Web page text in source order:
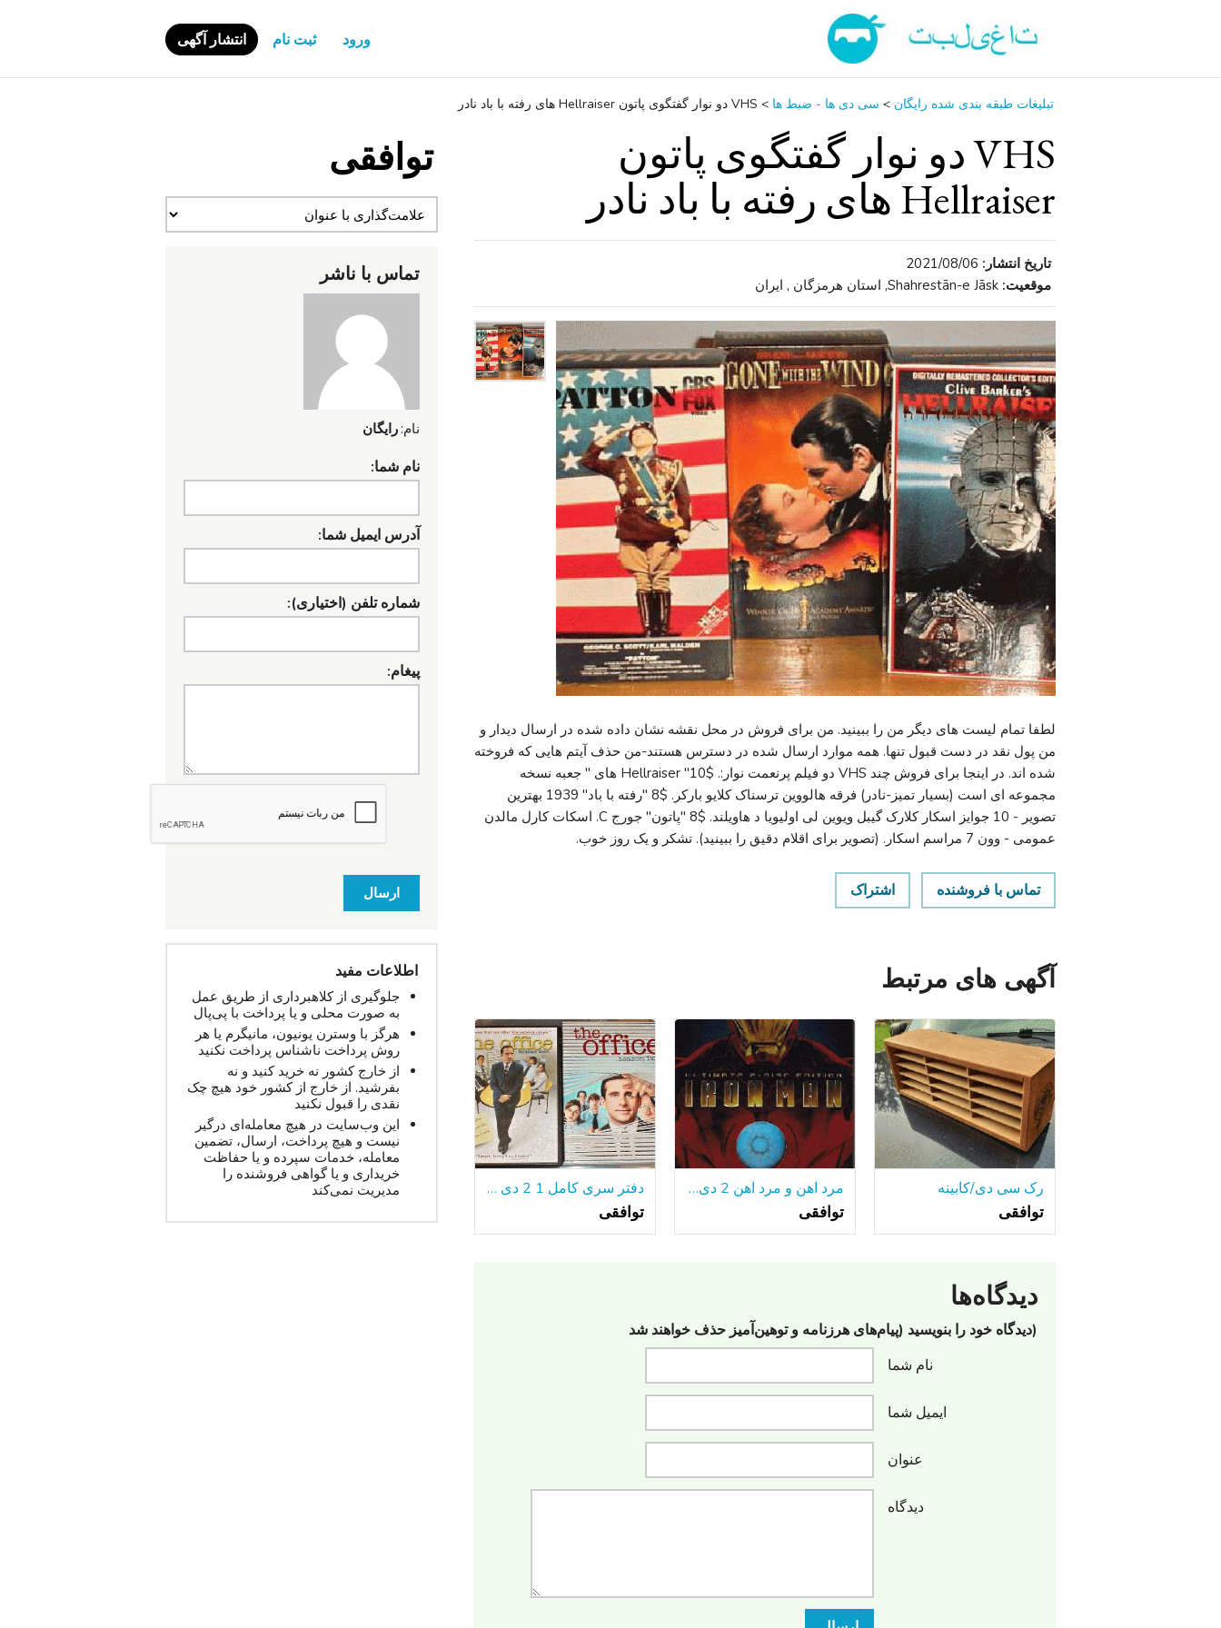
ورود ثبت نام انتشار آگهی
تبلیغات طبقه بندی شده رایگان > سی ‌دی ‌ها - ضبط‌ ها > VHS دو نوار گفتگوی پاتون Hellraiser های رفته با باد نادر
VHS دو نوار گفتگوی پاتون
Hellraiser های رفته با باد نادر
تاریخ انتشار: 2021/08/06
موقعیت: Shahrestān-e Jāsk, استان هرمزگان , ایران
لطفا تمام لیست های دیگر من را ببینید. من برای فروش در محل نقشه نشان داده شده در ارسال دیدار و
من پول نقد در دست قبول تنها. همه موارد ارسال شده در دسترس هستند-من حذف آیتم هایی که فروخته
شده اند. در اینجا برای فروش چند VHS دو فیلم پرنعمت نوار:. $10" Hellraiser های " جعبه نسخه
مجموعه ای است (بسیار تمیز-نادر) فرقه هالووین ترسناک کلایو بارکر. $8 "رفته با باد" 1939 بهترین
تصویر - 10 جوایز اسکار کلارک گیبل ویوین لی اولیویا د هاویلند. $8 "پاتون" جورج C. اسکات کارل مالدن
عمومی - وون 7 مراسم اسکار. (تصویر برای اقلام دقیق را ببینید). تشکر و یک روز خوب.
تماس با فروشنده اشتراک
آگهی های مرتبط
رک سی دی/کابینه
توافقی
مرد آهن و مرد آهن 2 دی وی دی عریض
توافقی
دفتر سری کامل 1 2 دی وی دی تمیز مانند-نسخه جدید آمریکا
توافقی
دیدگاه‌ها
(دیدگاه خود را بنویسید (پیام‌های هرزنامه‌ و توهین‌آمیز حذف خواهند شد
نام شما
ایمیل شما
عنوان
دیدگاه
توافقی
تماس با ناشر
نام: رایگان
نام شما:
آدرس ایمیل شما:
شماره تلفن (اختیاری):
پیغام:
ارسال
اطلاعات مفید
جلوگیری از کلاهبرداری از طریق عمل
به صورت محلی و یا پرداخت با پی‌پال
هرگز با وسترن یونیون، مانیگرم یا هر
روش پرداخت ناشناس پرداخت نکنید
از خارج کشور نه خرید کنید و نه
بفرشید. از خارج از کشور خود هیچ چک
نقدی را قبول نکنید
این وب‌سایت در هیچ معامله‌ای درگیر
نیست و هیچ پرداخت، ارسال، تضمین
معامله، خدمات سپرده و یا حفاظت
خریداری و یا گواهی فروشنده را
مدیریت نمی‌کند